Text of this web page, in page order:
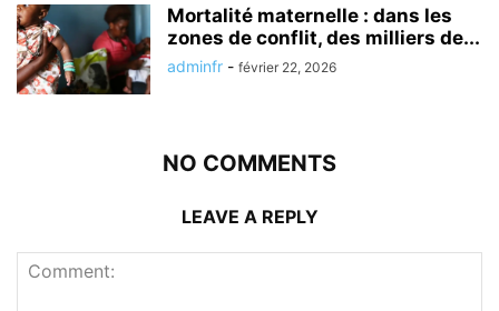
Mortalité maternelle : dans les
zones de conflit, des milliers de...
adminfr - février 22, 2026
NO COMMENTS
LEAVE A REPLY